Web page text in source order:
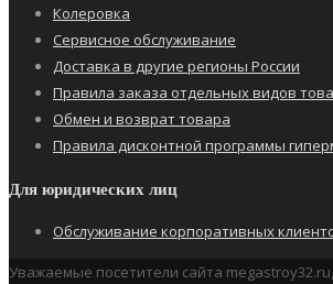
Колеровка
Сервисное обслуживание
Доставка в другие регионы России
Правила заказа отдельных видов
Обмен и возврат товара
Правила дисконтной программы
Для юридических лиц
Обслуживание корпоративных
Уважаемые посетители сайта